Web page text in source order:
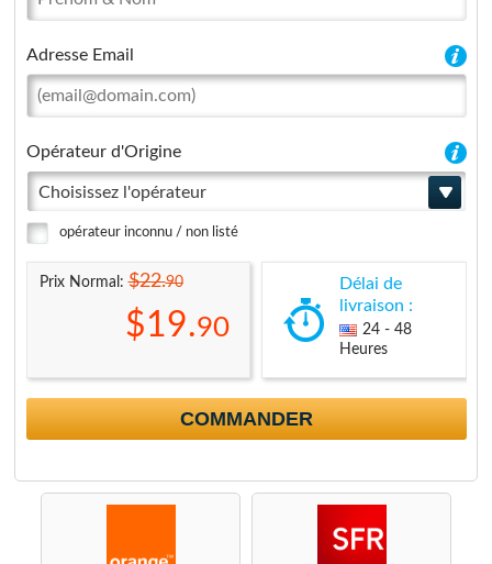
Adresse Email
Opérateur d'Origine
Choisissez l'opérateur
opérateur inconnu / non listé
Prix Normal:$22.90
$19.90
Délai de
livraison :
24 - 48
Heures
COMMANDER